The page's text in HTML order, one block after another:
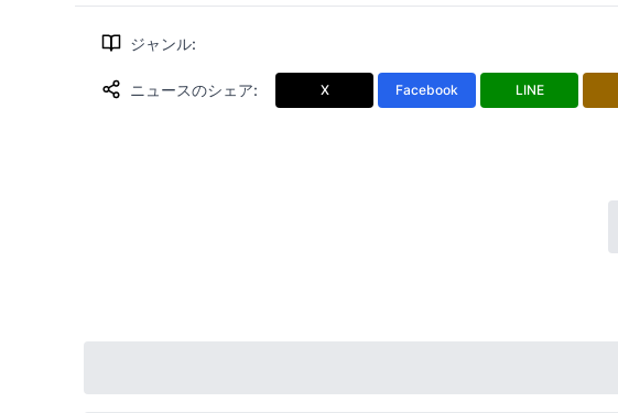
ジャンル:
ニュースのシェア: X Facebook LINE